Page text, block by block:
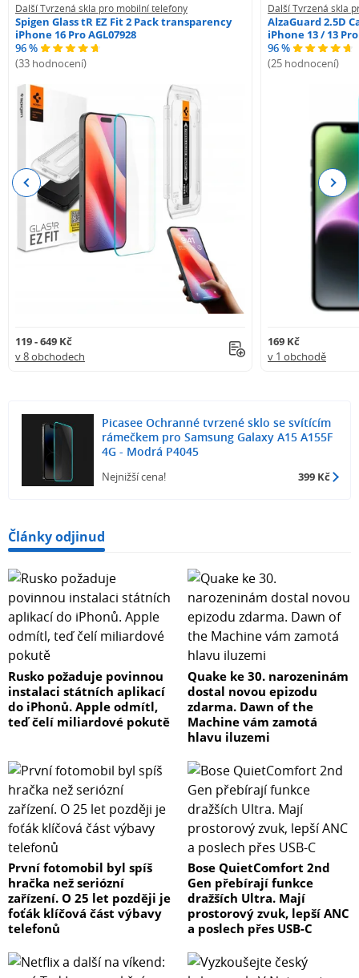
Další Tvrzená skla pro mobilní telefony
Spigen Glass tR EZ Fit 2 Pack transparency
iPhone 16 Pro AGL07928
96 %
(33 hodnocení)
119 - 649 Kč
v 8 obchodech
Další Tvrzená skla
AlzaGuard 2.5D
iPhone 13 / 13 Pro
96 %
(25 hodnocení)
169 Kč
v 1 obchodě
Previous Next
Picasee Ochranné tvrzené sklo se svítícím
rámečkem pro Samsung Galaxy A15 A155F
4G - Modrá P4045
Nejnižší cena! 399 Kč
Články odjinud
Rusko požaduje povinnou
instalaci státních aplikací
do iPhonů. Apple odmítl,
teď čelí miliardové pokutě
Quake ke 30. narozeninám
dostal novou epizodu
zdarma. Dawn of the
Machine vám zamotá
hlavu iluzemi
První fotomobil byl spíš
hračka než seriózní
zařízení. O 25 let později je
foťák klíčová část výbavy
telefonů
Bose QuietComfort 2nd
Gen přebírají funkce
dražších Ultra. Mají
prostorový zvuk, lepší ANC
a poslech přes USB-C